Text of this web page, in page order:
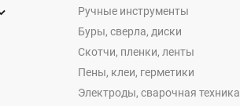
Ручные инструменты
Буры, сверла, диски
Скотчи, пленки, ленты
Пены, клеи, герметики
Электроды, сварочная техника